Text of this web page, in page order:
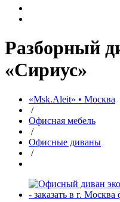
Разборный
«Сириус»
«Msk.Aleit» • Москва
/
Офисная мебель
/
Офисные диваны
/